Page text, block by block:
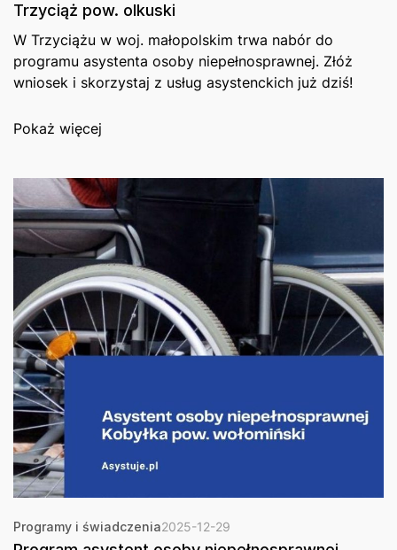
Trzyciąż pow. olkuski
W Trzyciążu w woj. małopolskim trwa nabór do
programu asystenta osoby niepełnosprawnej. Złóż
wniosek i skorzystaj z usług asystenckich już dziś!
Pokaż więcej
Programy i świadczenia2025-12-29